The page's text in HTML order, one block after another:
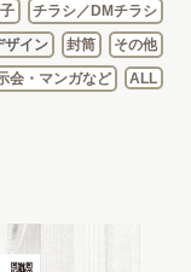
チラシ／DMチラシ
ザイン 封筒
その他
会・マンガなど
ALL